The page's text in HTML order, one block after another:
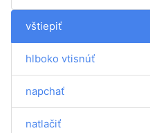
vštiepiť
hlboko vtisnúť
napchať
natlačiť